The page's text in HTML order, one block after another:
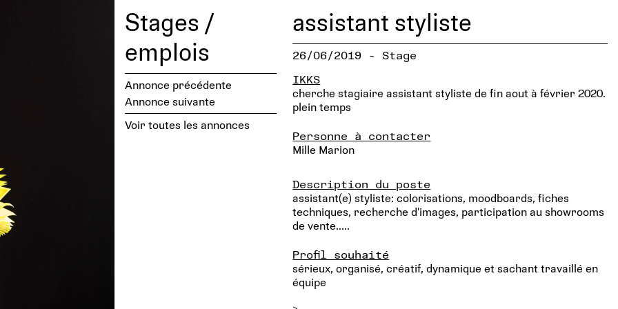
Stages /
emplois
Annonce précédente
Annonce suivante
Voir toutes les annonces
assistant styliste
26/06/2019 - Stage
IKKS
cherche stagiaire assistant styliste de fin aout à février 2020.
plein temps
Personne à contacter
Mille Marion
Description du poste
assistant(e) styliste: colorisations, moodboards, fiches
techniques, recherche d'images, participation au showrooms
de vente.....
Profil souhaité
sérieux, organisé, créatif, dynamique et sachant travaillé en
équipe